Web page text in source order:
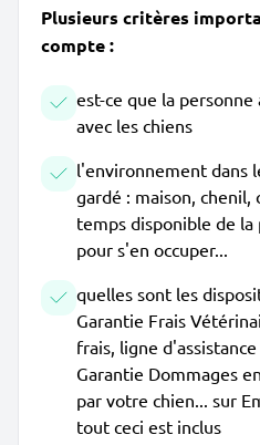
Plusieurs critères
compte :
est-ce que la
avec les chiens
l'environnement dans
gardé : maison, chenil,
temps disponible de
pour s'en occuper...
quelles sont les
Garantie Frais
frais, ligne
Garantie Dommages
par votre chien... sur
tout ceci est inclus